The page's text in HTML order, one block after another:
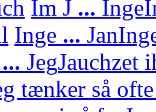
Im J ... Inge
Inge ... Jan
... JegJauchzet
tænker så